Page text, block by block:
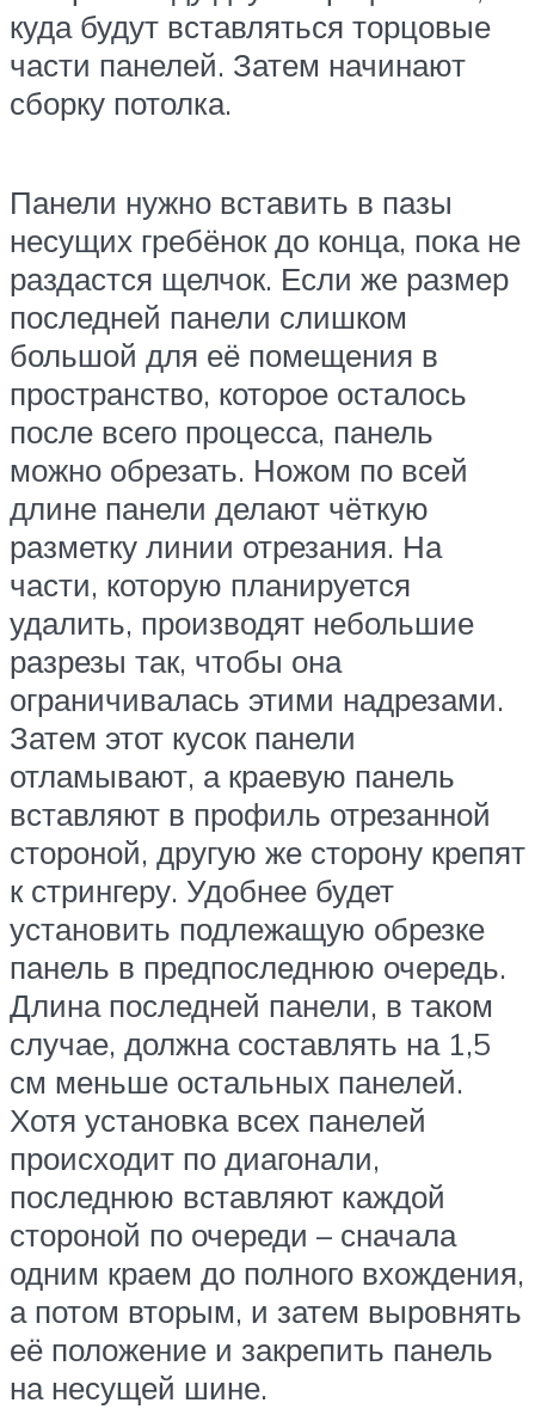
куда будут вставляться торцовые
части панелей. Затем начинают
сборку потолка.
Панели нужно вставить в пазы
несущих гребёнок до конца, пока не
раздастся щелчок. Если же размер
последней панели слишком
большой для её помещения в
пространство, которое осталось
после всего процесса, панель
можно обрезать. Ножом по всей
длине панели делают чёткую
разметку линии отрезания. На
части, которую планируется
удалить, производят небольшие
разрезы так, чтобы она
ограничивалась этими надрезами.
Затем этот кусок панели
отламывают, а краевую панель
вставляют в профиль отрезанной
стороной, другую же сторону крепят
к стрингеру. Удобнее будет
установить подлежащую обрезке
панель в предпоследнюю очередь.
Длина последней панели, в таком
случае, должна составлять на 1,5
см меньше остальных панелей.
Хотя установка всех панелей
происходит по диагонали,
последнюю вставляют каждой
стороной по очереди – сначала
одним краем до полного вхождения,
а потом вторым, и затем выровнять
её положение и закрепить панель
на несущей шине.